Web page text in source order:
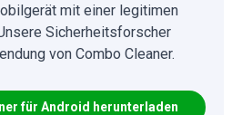
mit einer legitimen
Sicherheitsforscher
von Combo Cleaner.
für Android herunterladen